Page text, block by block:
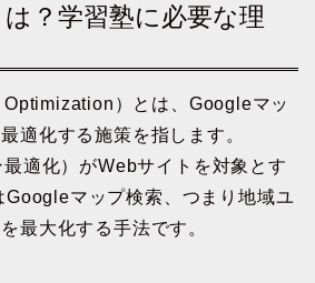
？学習塾に必要な理
）とは、Googleマッ
適化する施策を指します。
適化）がWebサイトを対象とす
Googleマップ検索、つまり地域ユ
最大化する手法です。